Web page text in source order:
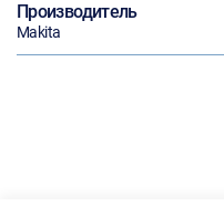
Производитель
Makita